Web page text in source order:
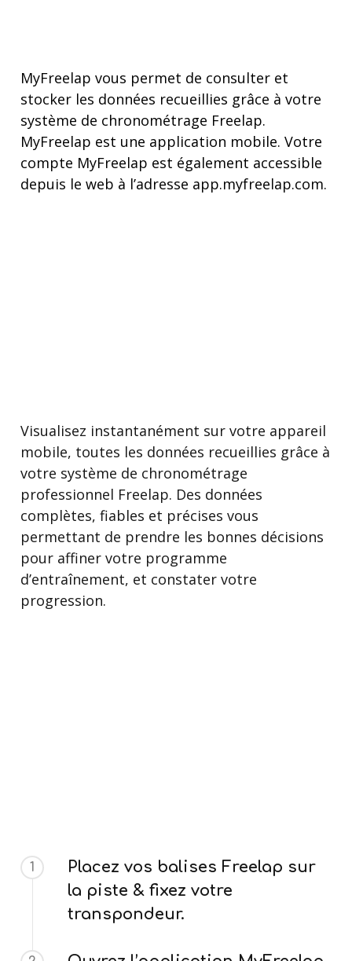
MyFreelap vous permet de consulter et
stocker les données recueillies grâce à votre
système de chronométrage Freelap.
MyFreelap est une application mobile. Votre
compte MyFreelap est également accessible
depuis le web à l’adresse app.myfreelap.com.
Visualisez instantanément sur votre appareil
mobile, toutes les données recueillies grâce à
votre système de chronométrage
professionnel Freelap. Des données
complètes, fiables et précises vous
permettant de prendre les bonnes décisions
pour affiner votre programme
d’entraînement, et constater votre
progression.
1
Placez vos balises Freelap sur
la piste & fixez votre
transpondeur.